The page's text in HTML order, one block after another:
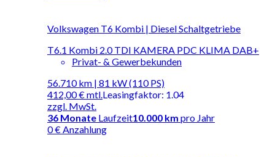
Volkswagen T6 Kombi | Diesel Schaltgetriebe
T6.1 Kombi 2.0 TDI KAMERA PDC KLIMA DAB+
Privat- & Gewerbekunden
56.710 km | 81 kW (110 PS)
412,00 €mtl.
zzgl. MwSt.
Leasingfaktor: 1.04
36 Monate Laufzeit10.000 km pro Jahr
0 € Anzahlung